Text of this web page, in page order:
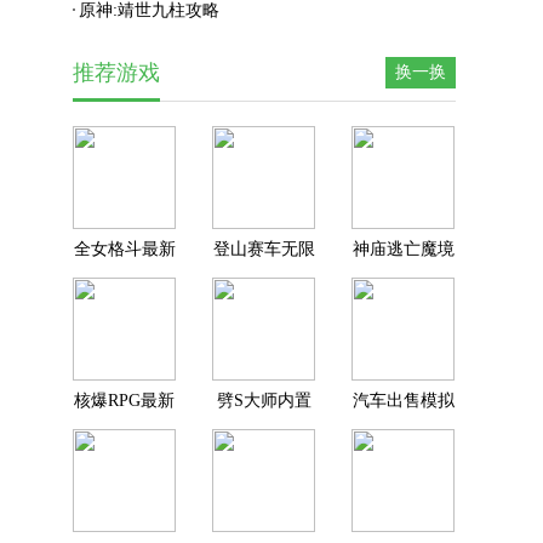
原神:靖世九柱攻略
推荐游戏 换一换
全女格斗最新
版
登山赛车无限
金币钻石下载
神庙逃亡魔境
仙踪
核爆RPG最新
版
劈S大师内置
MOD菜单
汽车出售模拟
器下载